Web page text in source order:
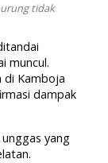
tidak
muncul.
di Kamboja
dampak
yang